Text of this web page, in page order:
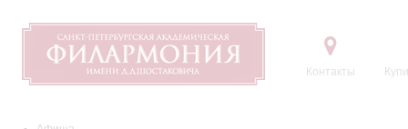
Контакты